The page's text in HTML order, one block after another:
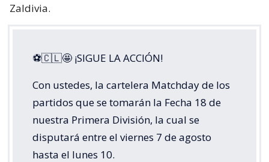
Zaldivia.
⚽🇨🇱🤩 ¡SIGUE LA ACCIÓN!
Con ustedes, la cartelera Matchday de los
partidos que se tomarán la Fecha 18 de
nuestra Primera División, la cual se
disputará entre el viernes 7 de agosto
hasta el lunes 10.